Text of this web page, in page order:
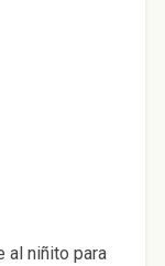
al niñito para